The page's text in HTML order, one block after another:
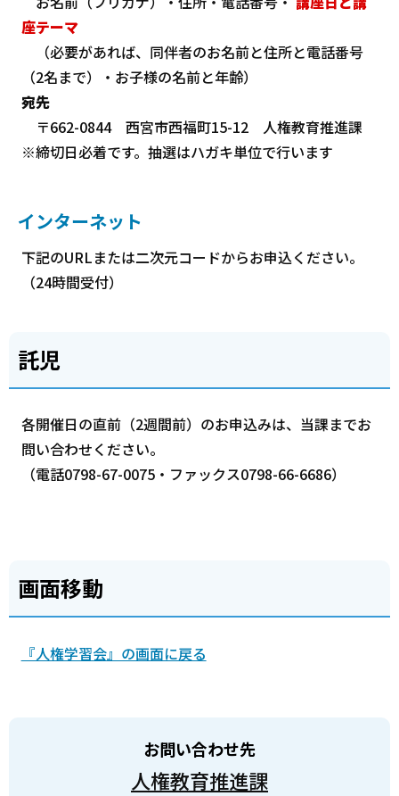
座テーマ
（必要があれば、同伴者のお名前と住所と電話番号
（2名まで）・お子様の名前と年齢）
宛先
〒662-0844 西宮市西福町15-12 人権教育推進課
※締切日必着です。抽選はハガキ単位で行います
インターネット
下記のURLまたは二次元コードからお申込ください。
（24時間受付）
託児
各開催日の直前（2週間前）のお申込みは、当課までお
問い合わせください。
（電話0798-67-0075・ファックス0798-66-6686）
画面移動
『人権学習会』の画面に戻る
お問い合わせ先
人権教育推進課